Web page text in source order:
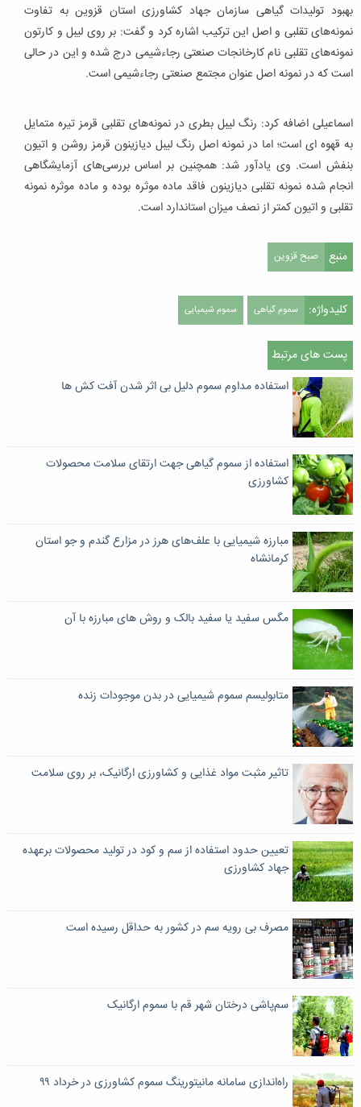
بهبود تولیدات گیاهی سازمان جهاد کشاورزی استان قزوین به تفاوت
نمونه‌های تقلبی و اصل این ترکیب اشاره کرد و گفت: بر روی لیبل و كارتون
نمونه‌های تقلبی نام كارخانجات صنعتی رجاء‌شیمی‌ درج شده و این در حالی
است كه در نمونه اصل عنوان مجتمع صنعتی رجاء‌شیمی‌ است.
اسماعیلی اضافه کرد: رنگ لیبل بطری در نمونه‌های تقلبی قرمز تیره متمایل
به قهوه ای است؛ اما در نمونه اصل رنگ لیبل دیازینون قرمز روشن و اتیون
بنفش است. وی یادآور شد: همچنین بر اساس بررسی‌های آزمایشگاهی
انجام شده نمونه تقلبی دیازینون فاقد ماده موثره بوده و ماده موثره نمونه
تقلبی و اتیون كمتر از نصف میزان استاندارد است.
منبع صبح قزوین
کلیدواژه: سموم گیاهی سموم شیمیایی
پست های مرتبط
استفاده مداوم سموم دلیل بی اثر شدن آفت کش ها
استفاده از سموم گیاهی جهت ارتقای سلامت محصولات
کشاورزی
مبارزه شیمیایی با علف‌های هرز در مزارع گندم و جو استان
کرمانشاه
مگس سفید یا سفید بالک و روش های مبارزه با آن
متابولیسم سموم شیمیایی در بدن موجودات زنده
تاثیر مثبت مواد غذایی و کشاورزی ارگانیک، بر روی سلامت
تعیین حدود استفاده از سم و کود در تولید محصولات برعهده
جهاد کشاورزی
مصرف بی رویه سم در کشور به حداقل رسیده است
سم‌پاشی درختان شهر قم با سموم ارگانیک
راه‌اندازی سامانه مانیتورینگ سموم کشاورزی در خرداد ۹۹